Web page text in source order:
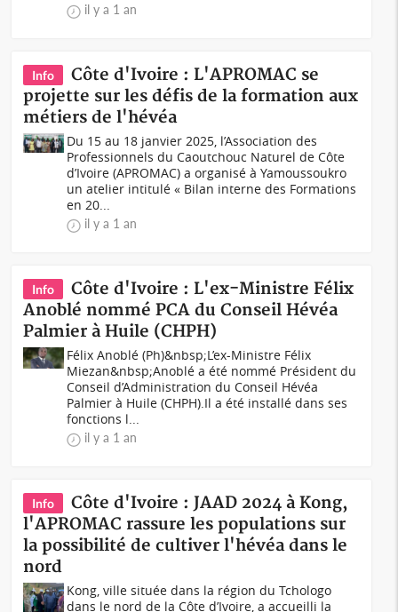
il y a 1 an
Info
Côte d'Ivoire : L'APROMAC se
projette sur les défis de la formation aux
métiers de l'hévéa
Du 15 au 18 janvier 2025, l’Association des
Professionnels du Caoutchouc Naturel de Côte
d’Ivoire (APROMAC) a organisé à Yamoussoukro
un atelier intitulé « Bilan interne des Formations
en 20...
il y a 1 an
Info
Côte d'Ivoire : L'ex-Ministre Félix
Anoblé nommé PCA du Conseil Hévéa
Palmier à Huile (CHPH)
Félix Anoblé (Ph)&nbsp;L’ex-Ministre Félix
Miezan&nbsp;Anoblé a été nommé Président du
Conseil d’Administration du Conseil Hévéa
Palmier à Huile (CHPH).Il a été installé dans ses
fonctions l...
il y a 1 an
Info
Côte d'Ivoire : JAAD 2024 à Kong,
l'APROMAC rassure les populations sur
la possibilité de cultiver l'hévéa dans le
nord
Kong, ville située dans la région du Tchologo
dans le nord de la Côte d’Ivoire, a accueilli la